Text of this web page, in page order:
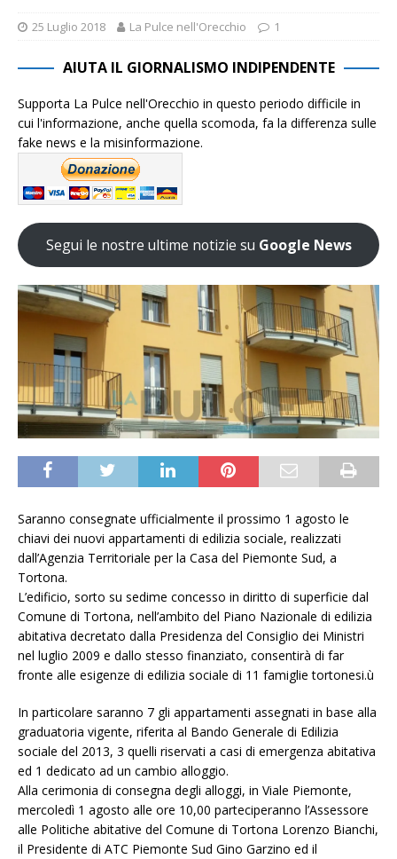
25 Luglio 2018 La Pulce nell'Orecchio 1
AIUTA IL GIORNALISMO INDIPENDENTE
Supporta La Pulce nell'Orecchio in questo periodo difficile in
cui l'informazione, anche quella scomoda, fa la differenza sulle
fake news e la misinformazione.
Segui le nostre ultime notizie su Google News
Saranno consegnate ufficialmente il prossimo 1 agosto le
chiavi dei nuovi appartamenti di edilizia sociale, realizzati
dall’Agenzia Territoriale per la Casa del Piemonte Sud, a
Tortona.
L’edificio, sorto su sedime concesso in diritto di superficie dal
Comune di Tortona, nell’ambito del Piano Nazionale di edilizia
abitativa decretato dalla Presidenza del Consiglio dei Ministri
nel luglio 2009 e dallo stesso finanziato, consentirà di far
fronte alle esigenze di edilizia sociale di 11 famiglie tortonesi.ù
In particolare saranno 7 gli appartamenti assegnati in base alla
graduatoria vigente, riferita al Bando Generale di Edilizia
sociale del 2013, 3 quelli riservati a casi di emergenza abitativa
ed 1 dedicato ad un cambio alloggio.
Alla cerimonia di consegna degli alloggi, in Viale Piemonte,
mercoledì 1 agosto alle ore 10,00 parteciperanno l’Assessore
alle Politiche abitative del Comune di Tortona Lorenzo Bianchi,
il Presidente di ATC Piemonte Sud Gino Garzino ed il